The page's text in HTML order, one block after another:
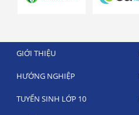
GIỚI THIỆU
HƯỚNG NGHIỆP
TUYỂN SINH LỚP 10